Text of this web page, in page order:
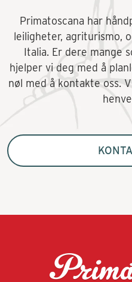
Primatoscana har
leiligheter, agriturismo,
Italia. Er dere mange
hjelper vi deg med å
nøl med å kontakte oss.